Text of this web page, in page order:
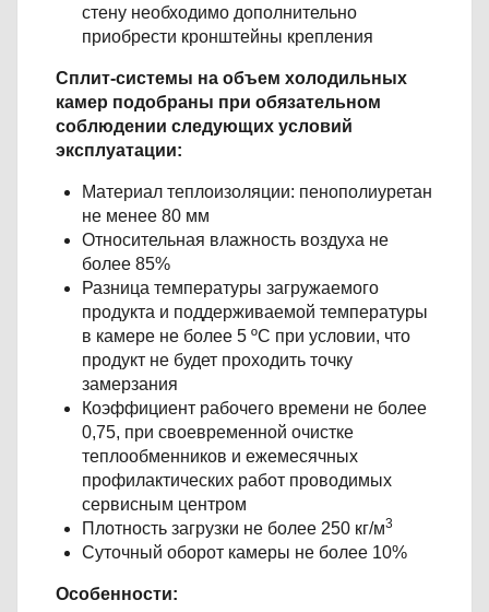
стену необходимо дополнительно
приобрести кронштейны крепления
Сплит-системы на объем холодильных
камер подобраны при обязательном
соблюдении следующих условий
эксплуатации:
Материал теплоизоляции: пенополиуретан
не менее 80 мм
Относительная влажность воздуха не
более 85%
Разница температуры загружаемого
продукта и поддерживаемой температуры
в камере не более 5 ºС при условии, что
продукт не будет проходить точку
замерзания
Коэффициент рабочего времени не более
0,75, при своевременной очистке
теплообменников и ежемесячных
профилактических работ проводимых
сервисным центром
Плотность загрузки не более 250 кг/м3
Суточный оборот камеры не более 10%
Особенности: